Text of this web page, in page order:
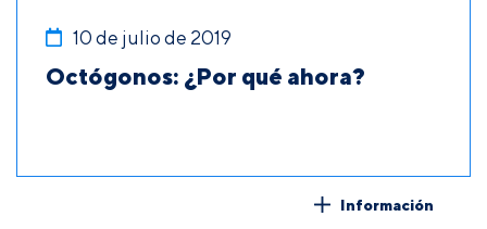
10 de julio de 2019
Octógonos: ¿Por qué ahora?
Información